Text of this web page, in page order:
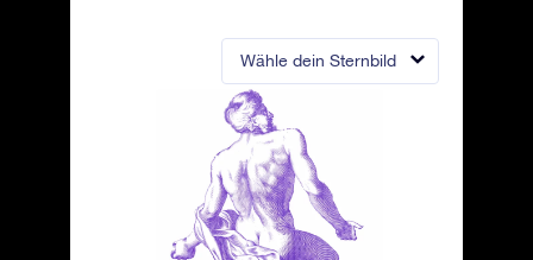
Wähle dein Sternbild